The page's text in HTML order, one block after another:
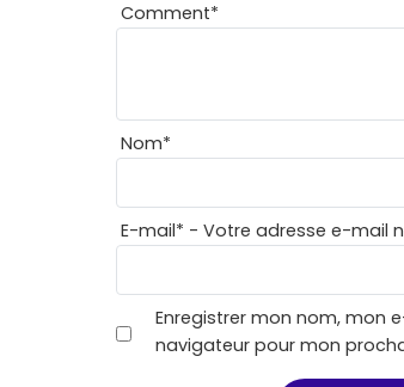
Comment*
Nom*
E-mail* - Votre adresse e-mail
Enregistrer mon nom, mon
navigateur pour mon